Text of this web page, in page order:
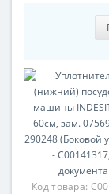
Код товара: